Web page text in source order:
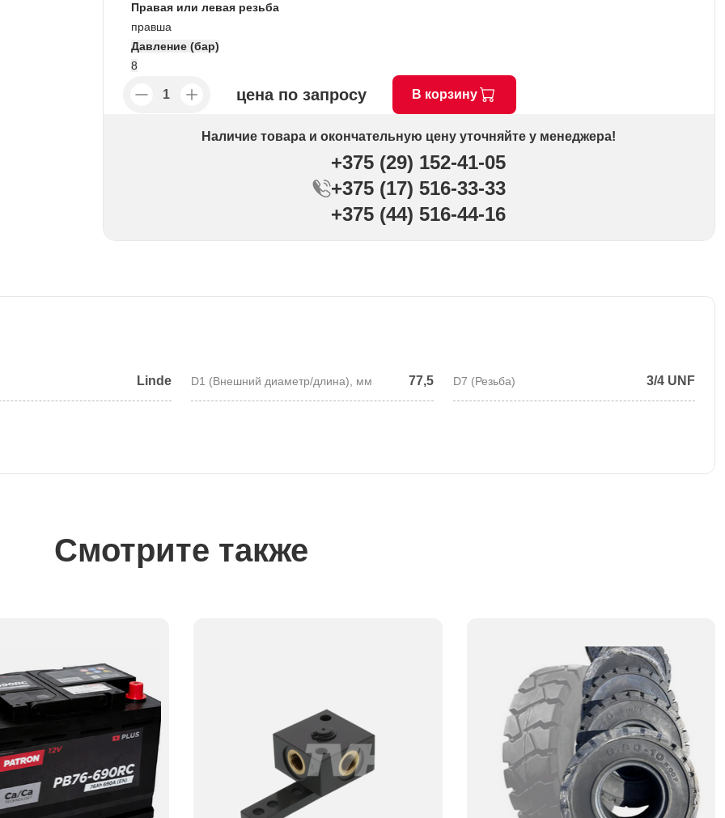
Правая или левая резьба
правша
Давление (бар)
8
цена по запросу В корзину
Наличие товара и окончательную цену уточняйте у менеджера!
+375 (29) 152-41-05
+375 (17) 516-33-33
+375 (44) 516-44-16
Linde D1 (Внешний диаметр/длина), мм 77,5 D7 (Резьба) 3/4 UNF
Смотрите также